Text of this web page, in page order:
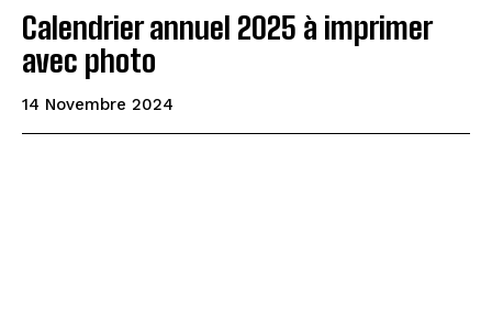
Calendrier annuel 2025 à imprimer
avec photo
14 Novembre 2024